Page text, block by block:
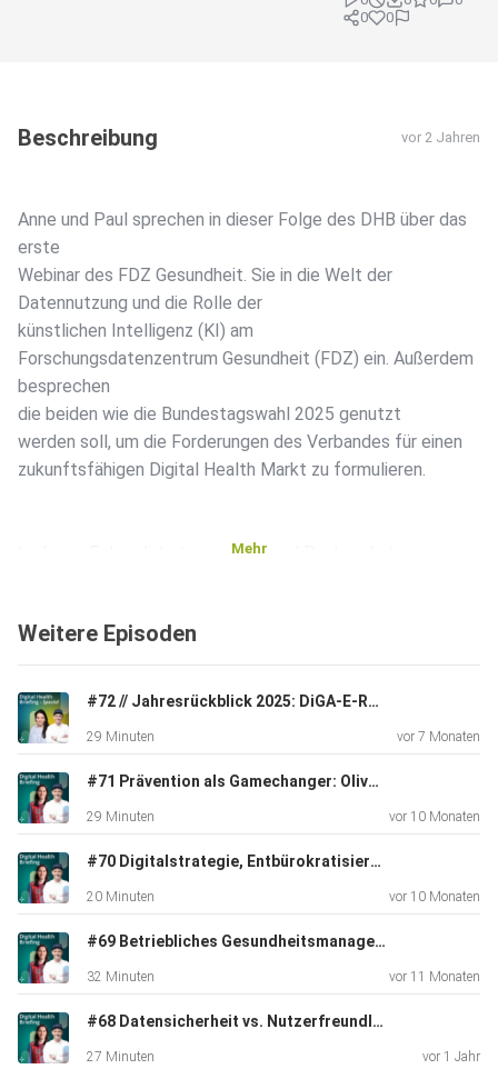
0
0
Beschreibung vor 2 Jahren
Anne und Paul sprechen in dieser Folge des DHB über das
erste
Webinar des FDZ Gesundheit. Sie in die Welt der
Datennutzung und die Rolle der
künstlichen Intelligenz (KI) am
Forschungsdatenzentrum Gesundheit (FDZ) ein. Außerdem
besprechen
die beiden wie die Bundestagswahl 2025 genutzt
werden soll, um die Forderungen des Verbandes für einen
zukunftsfähigen Digital Health Markt zu formulieren.
In dieser Folge diskutieren Anne und Paul auch das
Möglichkeit, die
Markus Müller zu treffen. Jetzt reinhören und
erfahren, wo die beiden sich gerade aufhalten!
Mehr
Weitere Episoden
#72 // Jahresrückblick 2025: DiGA‑E‑Rezept, KI‑Regulierung und Ausblick 2026
29 Minuten vor 7 Monaten
#71 Prävention als Gamechanger: Oliver Neumann über digitale Gesundheit, die wirkt bevor wir krank werden
29 Minuten vor 10 Monaten
#70 Digitalstrategie, Entbürokratisierung und KI – Chancen statt Sparprogramm
20 Minuten vor 10 Monaten
#69 Betriebliches Gesundheitsmanagement
32 Minuten vor 11 Monaten
#68 Datensicherheit vs. Nutzerfreundlichkeit?
27 Minuten vor 1 Jahr